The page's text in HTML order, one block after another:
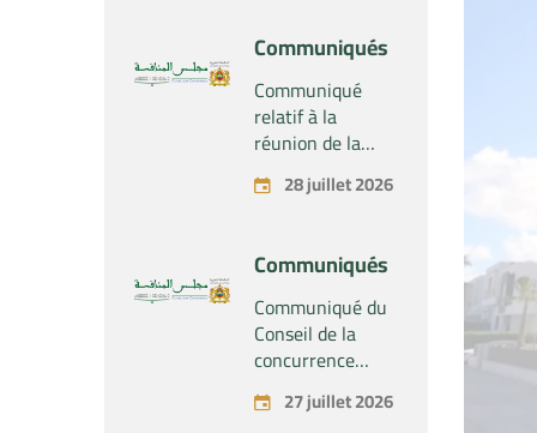
Communiqués
Communiqué
relatif à la
réunion de la
Section du
Conseil de la
Tenue le mardi
28 juillet 2026
28 juillet 2026
Communiqués
Communiqué du
Conseil de la
concurrence
relatif au projet
de concentration
27 juillet 2026